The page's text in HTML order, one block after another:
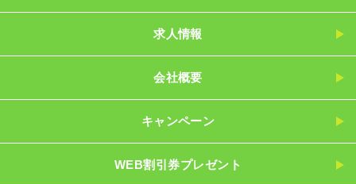
求人情報
会社概要
キャンペーン
WEB割引券プレゼント